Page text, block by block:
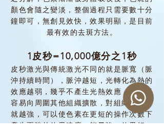
顏色會隨之變淡，整個過程只需要數十分
鐘即可，無創見效快，效果明顯，是目前
最有效的去斑方法。
1皮秒=10,000億分之1秒
皮秒激光與傳統激光不同的就是脈寬（脈
沖持續時間），脈沖越短，光轉化為熱的
效應越弱，幾乎不產生光熱效應，就越不
容易向周圍其他組織擴散，對組織的作用
就越強，可以使色素在更短的操作次數下
產生更強的效果速度，能量強，效果好，